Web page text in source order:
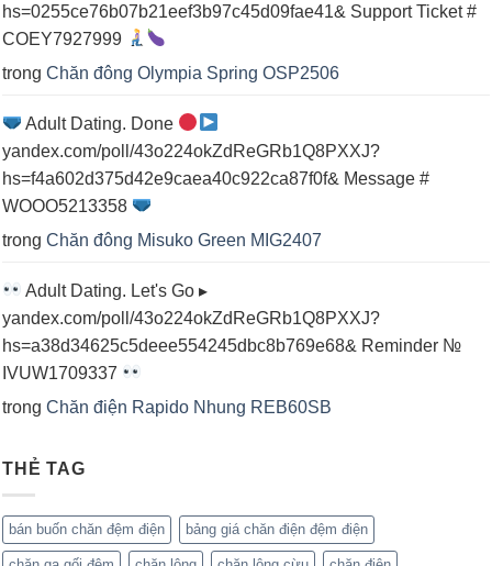
hs=0255ce76b07b21eef3b97c45d09fae41& Support Ticket #
COEY7927999
trong Chăn đông Olympia Spring OSP2506
Adult Dating. Done
yandex.com/poll/43o224okZdReGRb1Q8PXXJ?
hs=f4a602d375d42e9caea40c922ca87f0f& Message #
WOOO5213358
trong Chăn đông Misuko Green MIG2407
Adult Dating. Let's Go ▸
yandex.com/poll/43o224okZdReGRb1Q8PXXJ?
hs=a38d34625c5deee554245dbc8b769e68& Reminder №
IVUW1709337
trong Chăn điện Rapido Nhung REB60SB
THẺ TAG
bán buốn chăn đệm điện bảng giá chăn điện đệm điện